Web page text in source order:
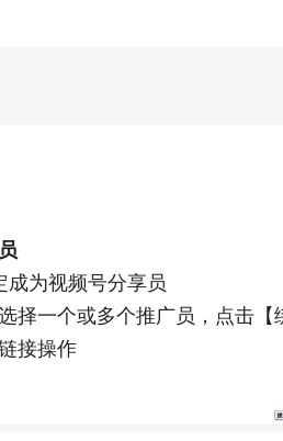
成为视频号分享员
择一个或多个推广员，点击
接操作